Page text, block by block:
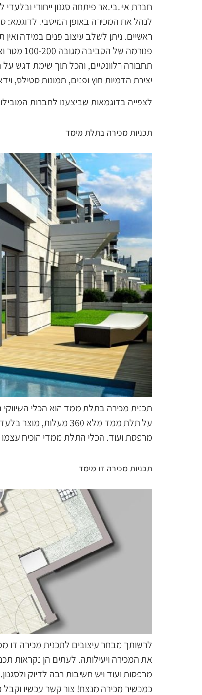
חברת איי.בי.אר פיתחה סגנון ייחודי
לנהל את המכירה באופן המיטבי. לדוגמא:
ראשיים. ניתן לשלב עיצוב פנים במידה
פנורמה
תחבורה רלוונטיים, והכל תוך שימת דגש
יצירת הדמיות חוץ ופנים, תמונות סטילס,
לצפייה בדוגמאות שביצענו לחברות
תכניות מכירה בתלת מימד
תכנית מכירה בתלת ממד הוא הכלי
על תלת ממד מלא 360
מרפסת ועוד. הכלי התלת ממדי הוכיח עצמו
תכניות מכירה דו מימד
לרשותך מבחר עיצובים לתכנית מכירה דו
את המכירה ויעילותה. לעתים הן נקראות
מרפסות ועוד ויש חשיבות רבה לדיוק
כמכשיר מכירה מנצח! צור קשר עכשיו וקבל